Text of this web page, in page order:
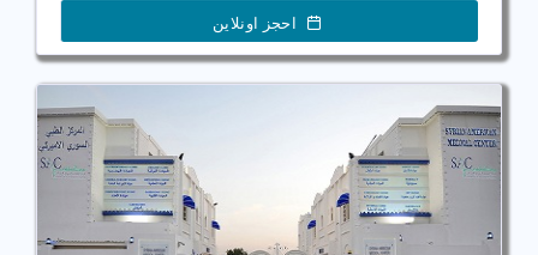
احجز اونلاين